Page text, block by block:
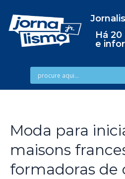
Há
e
Moda para
maisons
formadoras de